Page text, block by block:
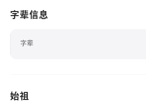
字辈信息
字辈
始祖